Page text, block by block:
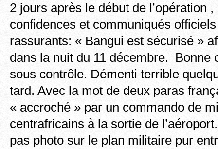
2 jours après le début de l’opération
confidences et communiqués
rassurants: « Bangui est sécurisé »
dans la nuit du 11 décembre. Bonne
sous contrôle. Démenti terrible
tard. Avec la mot de deux paras
« accroché » par un commando de
centrafricains à la sortie de
pas photo sur le plan militaire pur